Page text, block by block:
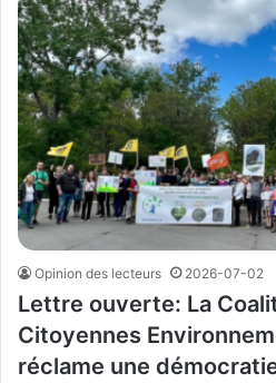
Opinion des lecteurs 2026-07-02
Lettre ouverte: La
Citoyennes
réclame une